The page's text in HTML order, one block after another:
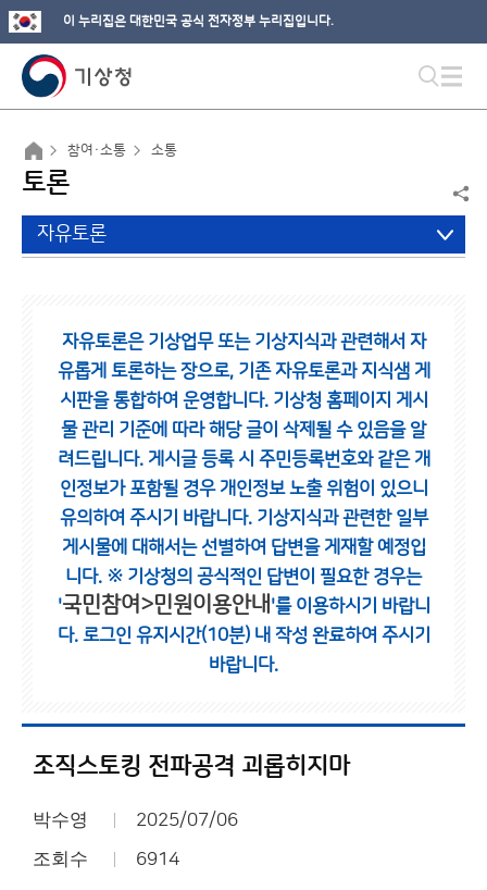
이 누리집은 대한민국 공식 전자정부 누리집입니다.
참여·소통 소통
토론
자유토론
자유토론은 기상업무 또는 기상지식과 관련해서 자
유롭게 토론하는 장으로, 기존 자유토론과 지식샘 게
시판을 통합하여 운영합니다. 기상청 홈페이지 게시
물 관리 기준에 따라 해당 글이 삭제될 수 있음을 알
려드립니다. 게시글 등록 시 주민등록번호와 같은 개
인정보가 포함될 경우 개인정보 노출 위험이 있으니
유의하여 주시기 바랍니다. 기상지식과 관련한 일부
게시물에 대해서는 선별하여 답변을 게재할 예정입
니다. ※ 기상청의 공식적인 답변이 필요한 경우는
'국민참여>민원이용안내 '를 이용하시기 바랍니
다. 로그인 유지시간(10분) 내 작성 완료하여 주시기
바랍니다.
조직스토킹 전파공격 괴롭히지마
박수영 2025/07/06
조회수 6914